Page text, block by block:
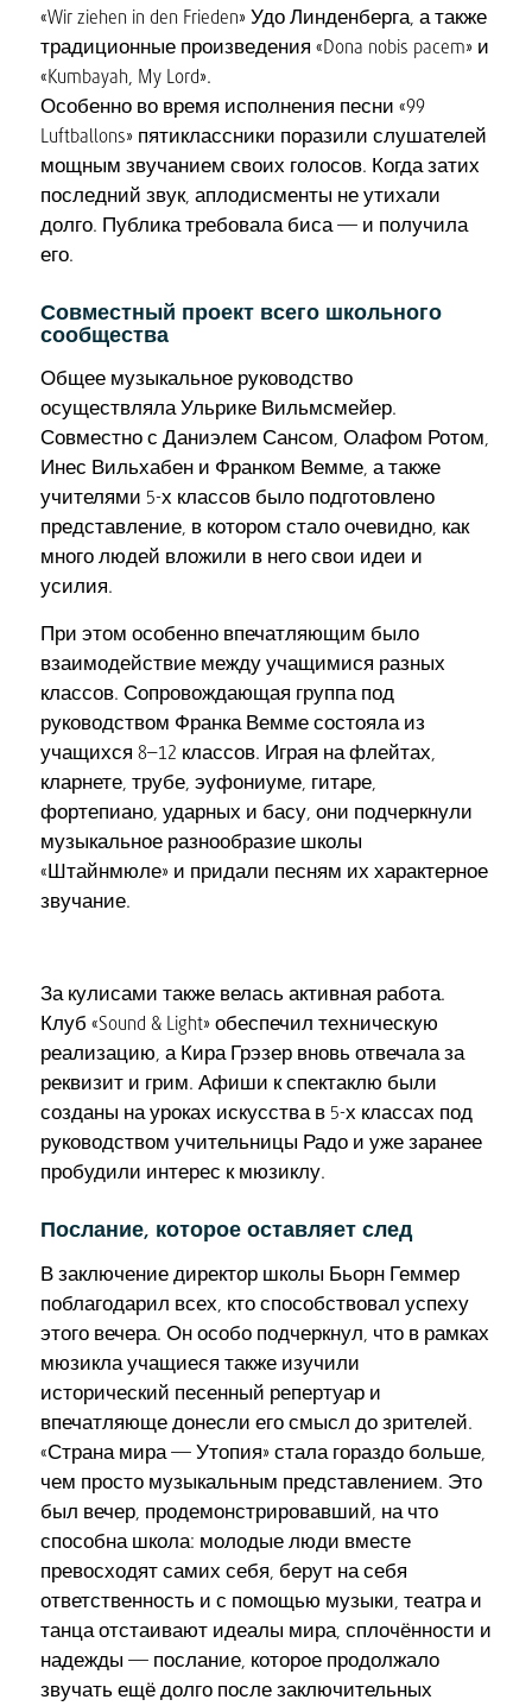
«Wir ziehen in den Frieden» Удо Линденберга, а также
традиционные произведения «Dona nobis pacem» и
«Kumbayah, My Lord».
Особенно во время исполнения песни «99
Luftballons» пятиклассники поразили слушателей
мощным звучанием своих голосов. Когда затих
последний звук, аплодисменты не утихали
долго. Публика требовала биса — и получила
его.
Совместный проект всего школьного
сообщества
Общее музыкальное руководство
осуществляла Ульрике Вильмсмейер.
Совместно с Даниэлем Сансом, Олафом Ротом,
Инес Вильхабен и Франком Вемме, а также
учителями 5-х классов было подготовлено
представление, в котором стало очевидно, как
много людей вложили в него свои идеи и
усилия.
При этом особенно впечатляющим было
взаимодействие между учащимися разных
классов. Сопровождающая группа под
руководством Франка Вемме состояла из
учащихся 8–12 классов. Играя на флейтах,
кларнете, трубе, эуфониуме, гитаре,
фортепиано, ударных и басу, они подчеркнули
музыкальное разнообразие школы
«Штайнмюле» и придали песням их характерное
звучание.
За кулисами также велась активная работа.
Клуб «Sound & Light» обеспечил техническую
реализацию, а Кира Грэзер вновь отвечала за
реквизит и грим. Афиши к спектаклю были
созданы на уроках искусства в 5-х классах под
руководством учительницы Радо и уже заранее
пробудили интерес к мюзиклу.
Послание, которое оставляет след
В заключение директор школы Бьорн Геммер
поблагодарил всех, кто способствовал успеху
этого вечера. Он особо подчеркнул, что в рамках
мюзикла учащиеся также изучили
исторический песенный репертуар и
впечатляюще донесли его смысл до зрителей.
«Страна мира — Утопия» стала гораздо больше,
чем просто музыкальным представлением. Это
был вечер, продемонстрировавший, на что
способна школа: молодые люди вместе
превосходят самих себя, берут на себя
ответственность и с помощью музыки, театра и
танца отстаивают идеалы мира, сплочённости и
надежды — послание, которое продолжало
звучать ещё долго после заключительных